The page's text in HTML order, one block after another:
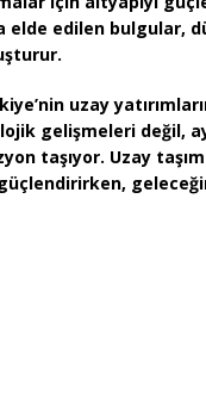
elde edilen bulgular,
uzay
gelişmeleri değil,
taşıyor. Uzay